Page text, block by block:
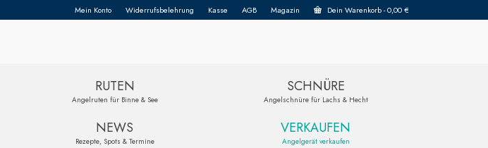
Mein Konto Widerrufsbelehrung Kasse AGB Magazin Dein Warenkorb-0,00€
RUTEN
Angelruten für Binne & See
SCHNÜRE
Angelschnüre für Lachs & Hecht
NEWS
Rezepte, Spots & Termine
VERKAUFEN
Angelgerät verkaufen